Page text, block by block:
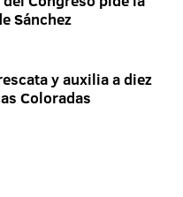
Sánchez
y auxilia a diez
Coloradas